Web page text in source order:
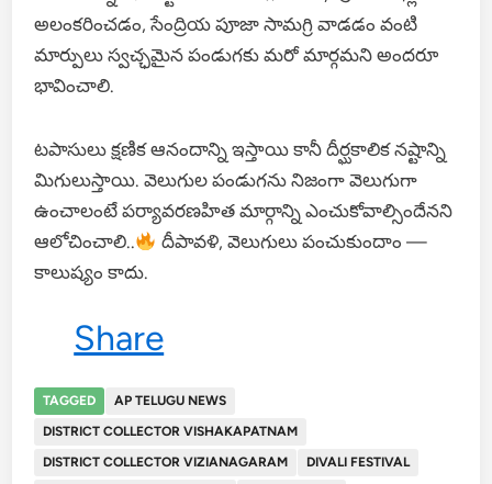
అలంకరించడం, సేంద్రియ పూజా సామగ్రి వాడడం వంటి
మార్పులు స్వచ్ఛమైన పండుగకు మరో మార్గమని అందరూ
భావించాలి.
టపాసులు క్షణిక ఆనందాన్ని ఇస్తాయి కానీ దీర్ఘకాలిక నష్టాన్ని
మిగులుస్తాయి. వెలుగుల పండుగను నిజంగా వెలుగుగా
ఉంచాలంటే పర్యావరణహిత మార్గాన్ని ఎంచుకోవాల్సిందేనని
ఆలోచించాలి..
దీపావళి, వెలుగులు పంచుకుందాం —
కాలుష్యం కాదు.
Share
TAGGED
AP TELUGU NEWS
DISTRICT COLLECTOR VISHAKAPATNAM
DISTRICT COLLECTOR VIZIANAGARAM
DIVALI FESTIVAL